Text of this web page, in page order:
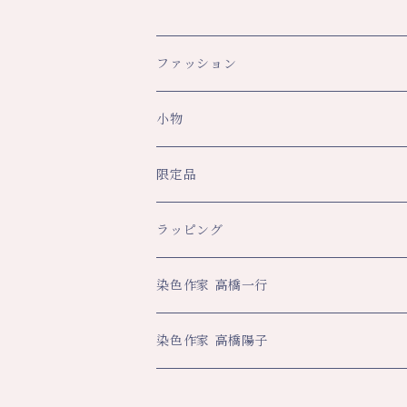
ファッション
スカーフ・ショール
ショール
スカーフ
レディース
トップス
スカート・パンツ
メンズ
ネクタイ
マフラー・ストール
小物
文具
ペンケース
ブックカバー
生活
ハンカチ
大判ハンカチ
ビジネス
名刺入れ
その他
限定品
八幡平ドラゴンアイ関連
ハンカチ
スカーフ
数量限定企画品
平舘高校共同企画品
ラッピング
染色作家 高橋一行
アートクロス
染色作家 高橋陽子